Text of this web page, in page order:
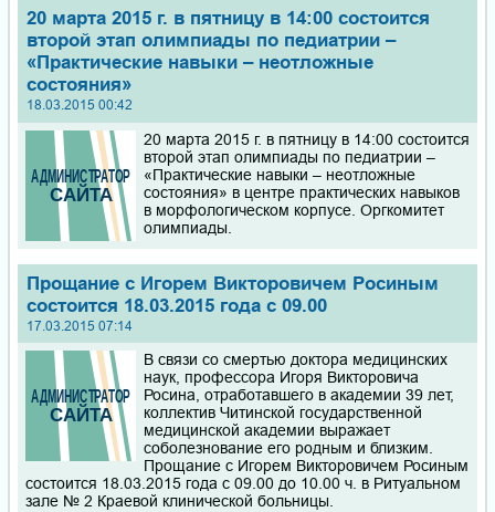
20 марта 2015 г. в пятницу в 14:00 состоится
второй этап олимпиады по педиатрии –
«Практические навыки – неотложные
состояния»
18.03.2015 00:42
20 марта 2015 г. в пятницу в 14:00 состоится
второй этап олимпиады по педиатрии –
«Практические навыки – неотложные
состояния» в центре практических навыков
в морфологическом корпусе. Оргкомитет
олимпиады.
Прощание с Игорем Викторовичем Росиным
состоится 18.03.2015 года с 09.00
17.03.2015 07:14
В связи со смертью доктора медицинских
наук, профессора Игоря Викторовича
Росина, отработавшего в академии 39 лет,
коллектив Читинской государственной
медицинской академии выражает
соболезнование его родным и близким.
Прощание с Игорем Викторовичем Росиным
состоится 18.03.2015 года с 09.00 до 10.00 ч. в Ритуальном
зале № 2 Краевой клинической больницы.